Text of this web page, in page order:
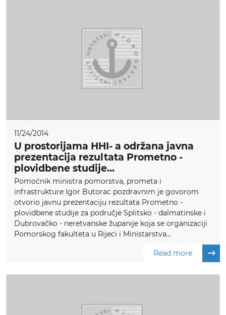
11/24/2014
U prostorijama HHI- a održana javna
prezentacija rezultata Prometno -
plovidbene studije...
Pomoćnik ministra pomorstva, prometa i
infrastrukture Igor Butorac pozdravnim je govorom
otvorio javnu prezentaciju rezultata Prometno -
plovidbene studije za područje Splitsko - dalmatinske i
Dubrovačko - neretvanske županije koja se organizaciji
Pomorskog fakulteta u Rijeci i Ministarstva...
Read more